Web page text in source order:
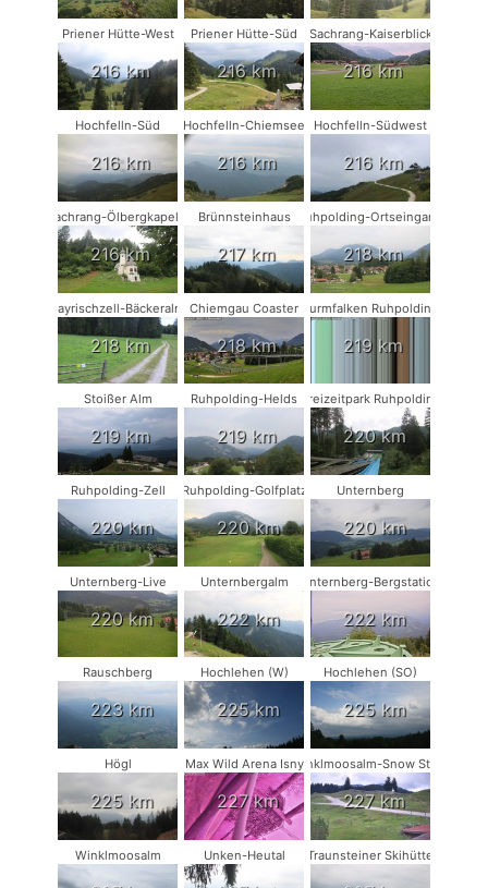
Priener Hütte-West
216 km
Priener Hütte-Süd
216 km
Sachrang-Kaiserblick
216 km
Hochfelln-Süd
216 km
Hochfelln-Chiemsee
216 km
Hochfelln-Südwest
216 km
Sachrang-Ölbergkapelle
216 km
Brünnsteinhaus
217 km
Ruhpolding-Ortseingang
218 km
Bayrischzell-Bäckeralm
218 km
Chiemgau Coaster
218 km
Turmfalken Ruhpolding
219 km
Stoißer Alm
219 km
Ruhpolding-Helds
219 km
Freizeitpark Ruhpolding
220 km
Ruhpolding-Zell
220 km
Ruhpolding-Golfplatz
220 km
Unternberg
220 km
Unternberg-Live
220 km
Unternbergalm
222 km
Unternberg-Bergstation
222 km
Rauschberg
223 km
Hochlehen (W)
225 km
Hochlehen (SO)
225 km
Högl
225 km
Max Wild Arena Isny
227 km
Winklmoosalm-Snow Stake
227 km
Winklmoosalm Unken-Heutal Traunsteiner Skihütte